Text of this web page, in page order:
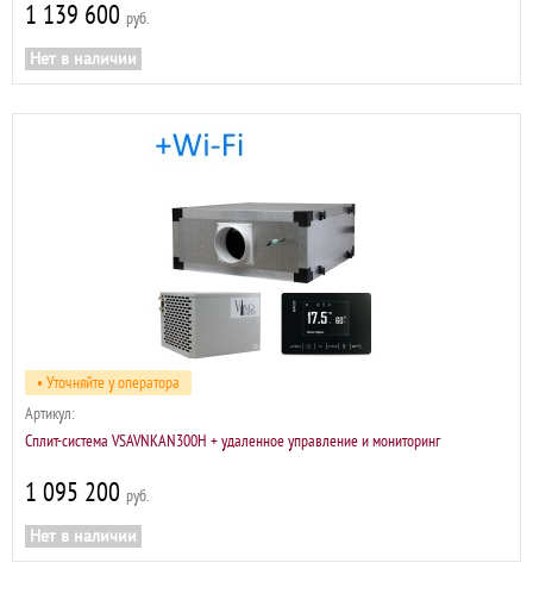
1 139 600 р
Нет в наличии
• Уточняйте у оператора
Артикул:
Сплит-система VSAVNKAN300H + удаленное управление и мониторинг
1 095 200 р
Нет в наличии